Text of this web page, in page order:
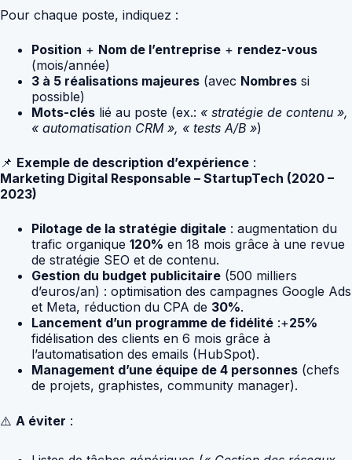
Pour chaque poste, indiquez :
Position + Nom de l’entreprise + rendez-vous
(mois/année)
3 à 5 réalisations majeures (avec Nombres si
possible)
Mots-clés lié au poste (ex.: « stratégie de contenu »,
« automatisation CRM », « tests A/B »)
📌 Exemple de description d’expérience :
Marketing Digital Responsable – StartupTech (2020 –
2023)
Pilotage de la stratégie digitale : augmentation du
trafic organique 120% en 18 mois grâce à une revue
de stratégie SEO et de contenu.
Gestion du budget publicitaire (500 milliers
d’euros/an) : optimisation des campagnes Google Ads
et Meta, réduction du CPA de 30%.
Lancement d’un programme de fidélité :+25%
fidélisation des clients en 6 mois grâce à
l’automatisation des emails (HubSpot).
Management d’une équipe de 4 personnes (chefs
de projets, graphistes, community manager).
⚠️ A éviter :